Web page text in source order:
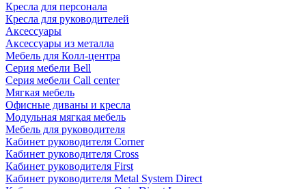
Кресла для персонала
Кресла для руководителей
Аксессуары
Аксессуары из металла
Мебель для Колл-центра
Серия мебели Bell
Серия мебели Call center
Мягкая мебель
Офисные диваны и кресла
Модульная мягкая мебель
Мебель для руководителя
Кабинет руководителя Corner
Кабинет руководителя Cross
Кабинет руководителя First
Кабинет руководителя Metal System Direct